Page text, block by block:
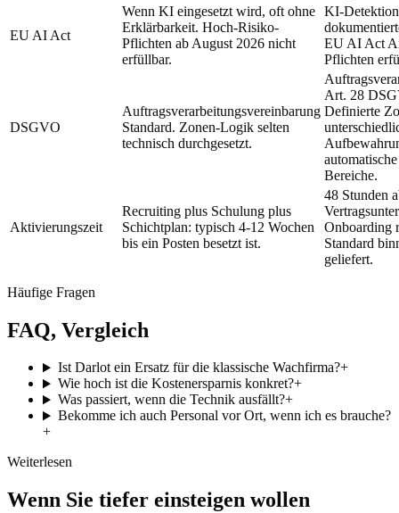
EU AI Act
Wenn KI eingesetzt wird, oft ohne
Erklärbarkeit. Hoch-Risiko-
Pflichten ab August 2026 nicht
erfüllbar.
KI-
EU AI Act
Pflichten
DSGVO
Auftragsverarbeitungsvereinbarung
Standard. Zonen-Logik selten
technisch durchgesetzt.
Art. 28
Definierte
Bereiche.
Aktivierungszeit
Recruiting plus Schulung plus
Schichtplan: typisch 4-12 Wochen
bis ein Posten besetzt ist.
48 Stunden
Onboarding
Standard
geliefert.
Häufige Fragen
FAQ, Vergleich
Ist Darlot ein Ersatz für die klassische Wachfirma?+
Wie hoch ist die Kostenersparnis konkret?+
Was passiert, wenn die Technik ausfällt?+
Bekomme ich auch Personal vor Ort, wenn ich es brauche?
+
Weiterlesen
Wenn Sie tiefer einsteigen wollen